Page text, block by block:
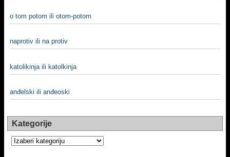
o tom potom ili otom-potom
naprotiv ili na protiv
katolikinja ili katolkinja
anđelski ili anđeoski
Kategorije
Kategorije